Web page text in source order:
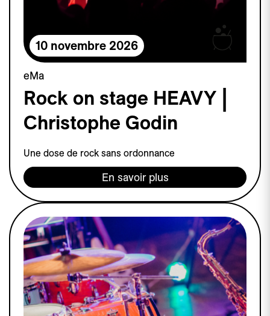
10 novembre 2026
eMa
Rock on stage HEAVY |
Christophe Godin
Une dose de rock sans ordonnance
En savoir plus